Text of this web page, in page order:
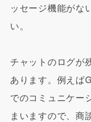
ッセージ機能がな
い。
チャットのログが
あります。例えば
でのコミュニケー
まいますので、商